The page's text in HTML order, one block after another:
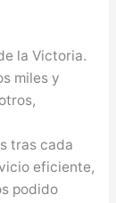
la Victoria.
miles y
tras cada
eficiente,
podido